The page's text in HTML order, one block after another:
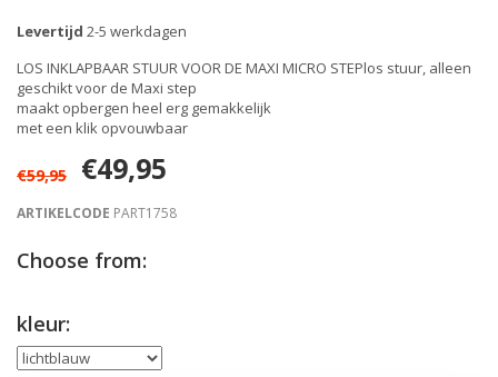
Levertijd 2-5 werkdagen
LOS INKLAPBAAR STUUR VOOR DE MAXI MICRO STEPlos stuur, alleen
geschikt voor de Maxi step
maakt opbergen heel erg gemakkelijk
met een klik opvouwbaar
€59,95 €49,95
ARTIKELCODE PART1758
Choose from:
kleur: